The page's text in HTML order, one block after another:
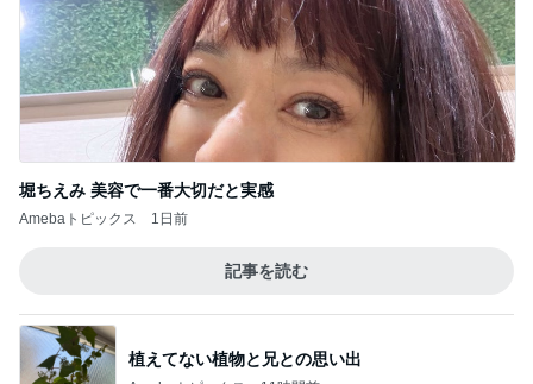
堀ちえみ 美容で一番大切だと実感
Amebaトピックス 1日前
記事を読む
植えてない植物と兄との思い出